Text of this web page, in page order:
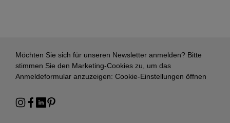
Möchten Sie sich für unseren Newsletter anmelden? Bitte
stimmen Sie den Marketing-Cookies zu, um das
Anmeldeformular anzuzeigen: Cookie-Einstellungen öffnen